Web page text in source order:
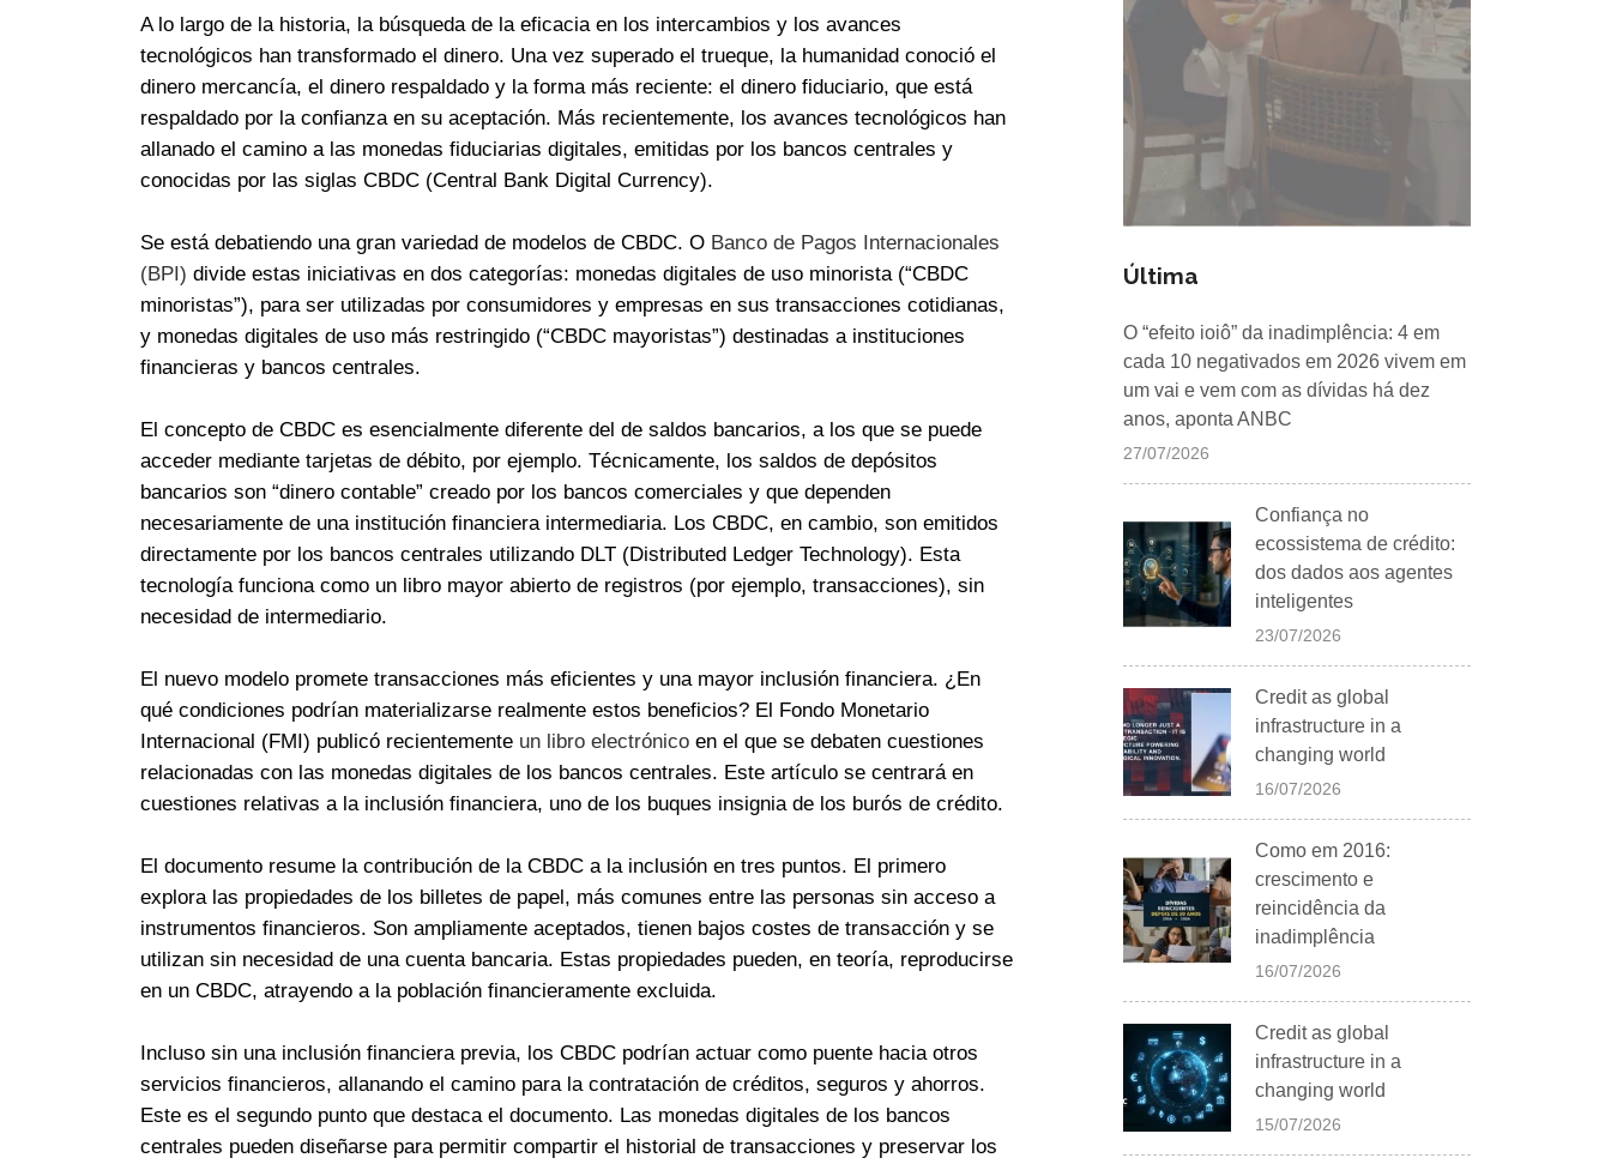
A lo largo de la historia, la búsqueda de la eficacia en los intercambios y los avances
tecnológicos han transformado el dinero. Una vez superado el trueque, la humanidad conoció el
dinero mercancía, el dinero respaldado y la forma más reciente: el dinero fiduciario, que está
respaldado por la confianza en su aceptación. Más recientemente, los avances tecnológicos han
allanado el camino a las monedas fiduciarias digitales, emitidas por los bancos centrales y
conocidas por las siglas CBDC (Central Bank Digital Currency).
Se está debatiendo una gran variedad de modelos de CBDC. O Banco de Pagos Internacionales
(BPI) divide estas iniciativas en dos categorías: monedas digitales de uso minorista (“CBDC
minoristas”), para ser utilizadas por consumidores y empresas en sus transacciones cotidianas,
y monedas digitales de uso más restringido (“CBDC mayoristas”) destinadas a instituciones
financieras y bancos centrales.
El concepto de CBDC es esencialmente diferente del de saldos bancarios, a los que se puede
acceder mediante tarjetas de débito, por ejemplo. Técnicamente, los saldos de depósitos
bancarios son “dinero contable” creado por los bancos comerciales y que dependen
necesariamente de una institución financiera intermediaria. Los CBDC, en cambio, son emitidos
directamente por los bancos centrales utilizando DLT (Distributed Ledger Technology). Esta
tecnología funciona como un libro mayor abierto de registros (por ejemplo, transacciones), sin
necesidad de intermediario.
El nuevo modelo promete transacciones más eficientes y una mayor inclusión financiera. ¿En
qué condiciones podrían materializarse realmente estos beneficios? El Fondo Monetario
Internacional (FMI) publicó recientemente un libro electrónico en el que se debaten cuestiones
relacionadas con las monedas digitales de los bancos centrales. Este artículo se centrará en
cuestiones relativas a la inclusión financiera, uno de los buques insignia de los burós de crédito.
El documento resume la contribución de la CBDC a la inclusión en tres puntos. El primero
explora las propiedades de los billetes de papel, más comunes entre las personas sin acceso a
instrumentos financieros. Son ampliamente aceptados, tienen bajos costes de transacción y se
utilizan sin necesidad de una cuenta bancaria. Estas propiedades pueden, en teoría, reproducirse
en un CBDC, atrayendo a la población financieramente excluida.
Incluso sin una inclusión financiera previa, los CBDC podrían actuar como puente hacia otros
servicios financieros, allanando el camino para la contratación de créditos, seguros y ahorros.
Este es el segundo punto que destaca el documento. Las monedas digitales de los bancos
centrales pueden diseñarse para permitir compartir el historial de transacciones y preservar los
Última
O “efeito ioiô” da inadimplência: 4 em
cada 10 negativados em 2026 vivem em
um vai e vem com as dívidas há dez
anos, aponta ANBC
27/07/2026
Confiança no
ecossistema de crédito:
dos dados aos agentes
inteligentes
23/07/2026
Credit as global
infrastructure in a
changing world
16/07/2026
Como em 2016:
crescimento e
reincidência da
inadimplência
16/07/2026
Credit as global
infrastructure in a
changing world
15/07/2026